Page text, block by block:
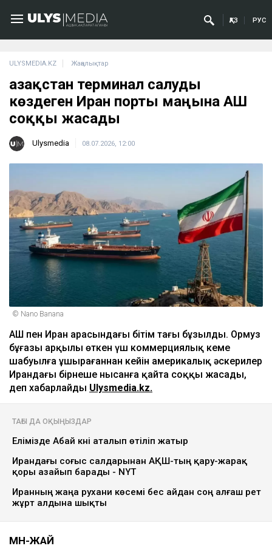
ҚАЗ РУС
ULYSMEDIA.KZ Жаңалықтар
Қазақстан терминал салуды
көздеген Иран порты маңына АҚШ
соққы жасады
Ulysmedia 08.07.2026, 12:00
© Nano Banana
АҚШ пен Иран арасындағы бітім тағы бұзылды. Ормуз
бұғазы арқылы өткен үш коммерциялық кеме
шабуылға ұшырағаннан кейін америкалық әскерилер
Ирандағы бірнеше нысанға қайта соққы жасады,
деп хабарлайды Ulysmedia.kz.
ТАҒЫ ДА ОҚЫҢЫЗДАР
Елімізде Абай күні аталып өтіліп жатыр
Ирандағы соғыс салдарынан АҚШ-тың қару-жарақ
қоры азайып барады - NYT
Иранның жаңа рухани көсемі бес айдан соң алғаш рет
жұрт алдына шықты
МӘН-ЖАЙ